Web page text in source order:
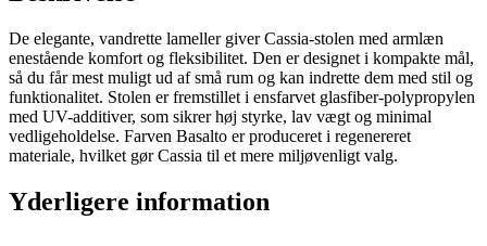
De elegante, vandrette lameller giver Cassia-stolen med armlæn
enestående komfort og fleksibilitet. Den er designet i kompakte mål,
så du får mest muligt ud af små rum og kan indrette dem med stil og
funktionalitet. Stolen er fremstillet i ensfarvet glasfiber-polypropylen
med UV-additiver, som sikrer høj styrke, lav vægt og minimal
vedligeholdelse. Farven Basalto er produceret i regenereret
materiale, hvilket gør Cassia til et mere miljøvenligt valg.
Yderligere information